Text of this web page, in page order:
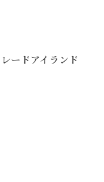
ードアイランド